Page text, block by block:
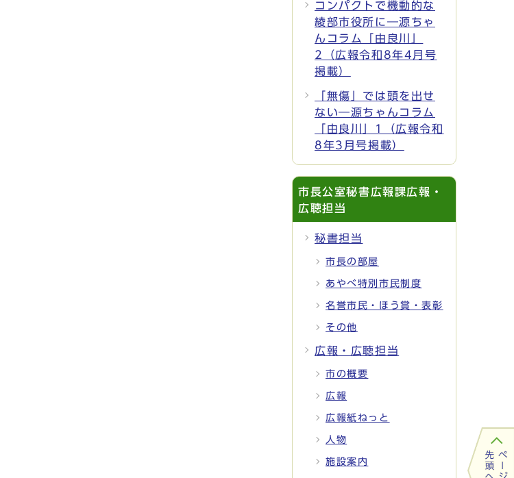
コンパクトで機動的な
綾部市役所に―源ちゃ
んコラム「由良川」
2（広報令和8年4月号
掲載）
「無傷」では頭を出せ
ない―源ちゃんコラム
「由良川」1（広報令和
8年3月号掲載）
市長公室秘書広報課広報・
広聴担当
秘書担当
市長の部屋
あやべ特別市民制度
名誉市民・ほう賞・表彰
その他
広報・広聴担当
市の概要
広報
広報紙ねっと
人物
施設案内